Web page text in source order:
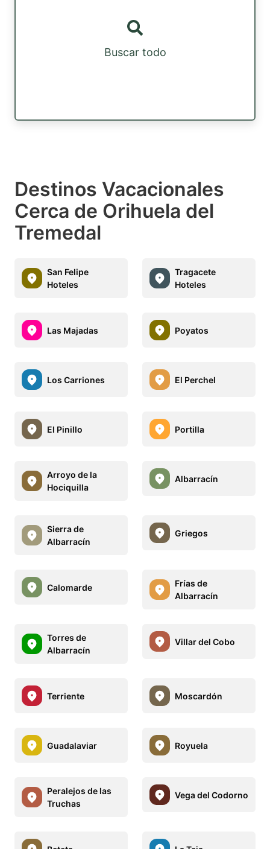
Buscar todo
Destinos Vacacionales
Cerca de Orihuela del
Tremedal
San Felipe
Hoteles
Tragacete
Hoteles
Las Majadas Poyatos
Los Carriones El Perchel
El Pinillo Portilla
Arroyo de la
Hociquilla
Albarracín
Sierra de
Albarracín
Griegos
Calomarde
Frías de
Albarracín
Torres de
Albarracín
Villar del Cobo
Terriente Moscardón
Guadalaviar Royuela
Peralejos de las
Truchas
Vega del Codorno